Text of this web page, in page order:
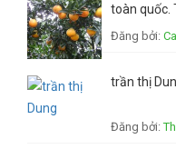
toàn quốc.
có lợi cho
Đăng bởi:
trần thị
Đăng bởi: